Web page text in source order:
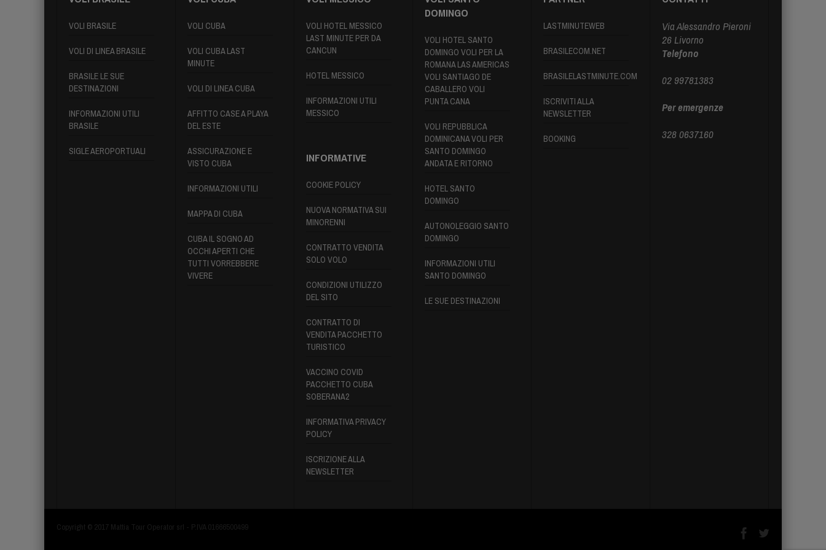
VOLI BRASILE
VOLI DI LINEA BRASILE
BRASILE LE SUE
DESTINAZIONI
INFORMAZIONI UTILI
BRASILE
SIGLE AEROPORTUALI
VOLI CUBA
VOLI CUBA LAST
MINUTE
VOLI DI LINEA CUBA
AFFITTO CASE A PLAYA
DEL ESTE
ASSICURAZIONE E
VISTO CUBA
INFORMAZIONI UTILI
MAPPA DI CUBA
CUBA IL SOGNO AD
OCCHI APERTI CHE
TUTTI VORREBBERE
VIVERE
VOLI HOTEL MESSICO
LAST MINUTE PER DA
CANCUN
HOTEL MESSICO
INFORMAZIONI UTILI
MESSICO
INFORMATIVE
COOKIE POLICY
NUOVA NORMATIVA SUI
MINORENNI
CONTRATTO VENDITA
SOLO VOLO
CONDIZIONI UTILIZZO
DEL SITO
CONTRATTO DI
VENDITA PACCHETTO
TURISTICO
VACCINO COVID
PACCHETTO CUBA
SOBERANA2
INFORMATIVA PRIVACY
POLICY
ISCRIZIONE ALLA
NEWSLETTER
DOMINGO
VOLI HOTEL SANTO
DOMINGO VOLI PER LA
ROMANA LAS AMERICAS
VOLI SANTIAGO DE
CABALLERO VOLI
PUNTA CANA
VOLI REPUBBLICA
DOMINICANA VOLI PER
SANTO DOMINGO
ANDATA E RITORNO
HOTEL SANTO
DOMINGO
AUTONOLEGGIO SANTO
DOMINGO
INFORMAZIONI UTILI
SANTO DOMINGO
LE SUE DESTINAZIONI
LASTMINUTEWEB
BRASILECOM.NET
BRASILELASTMINUTE.COM
ISCRIVITI ALLA
NEWSLETTER
BOOKING
Via Alessandro Pieroni
26 Livorno
Telefono
02 99781383
Per emergenze
328 0637160
Copyright © 2017 Mattia Tour Operator srl - P.IVA 01666500499